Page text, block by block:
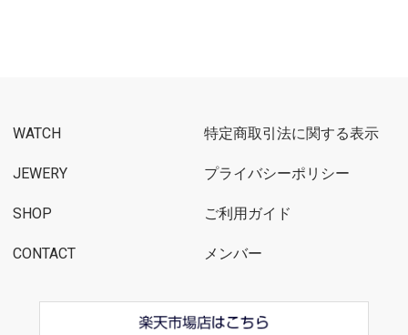
WATCH
JEWERY
SHOP
CONTACT
特定商取引法に関する表示
プライバシーポリシー
ご利用ガイド
メンバー